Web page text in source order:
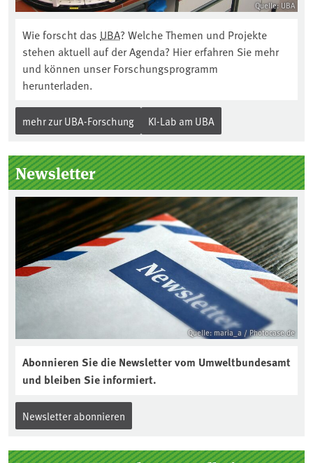
Quelle: UBA
Wie forscht das UBA? Welche Themen und Projekte
stehen aktuell auf der Agenda? Hier erfahren Sie mehr
und können unser Forschungsprogramm
herunterladen.
mehr zur UBA-Forschung KI-Lab am UBA
Newsletter
Quelle: maria_a / Photocase.de
Abonnieren Sie die Newsletter vom Umweltbundesamt
und bleiben Sie informiert.
Newsletter abonnieren